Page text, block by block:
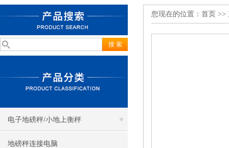
电子地磅秤/小地上衡秤
地磅秤连接电脑
您现在的位置： 首页 >>